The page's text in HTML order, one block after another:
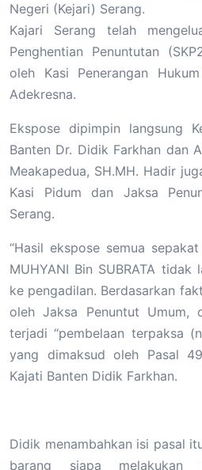
Negeri (Kejari) Serang.
Kajari Serang telah
Penghentian Penuntutan
oleh Kasi Penerangan
Adekresna.
Ekspose dipimpin langsung
Banten Dr. Didik Farkhan dan
Meakapedua, SH.MH. Hadir
Kasi Pidum dan Jaksa
Serang.
“Hasil ekspose semua
MUHYANI Bin SUBRATA
ke pengadilan. Berdasarkan
oleh Jaksa Penuntut Umum,
terjadi “pembelaan terpaksa
yang dimaksud oleh Pasal
Kajati Banten Didik Farkhan.
Didik menambahkan isi pasal
barang siapa melakukan